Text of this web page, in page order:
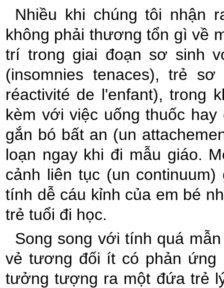
Nhiều khi chúng tôi nhận
không phải thương tổn gì về
trí trong giai đoạn sơ sinh
(insomnies tenaces), trẻ
réactivité de l'enfant), trong
kèm với việc uống thuốc
gắn bó bất an (un
loạn ngay khi đi mẫu giáo.
cảnh liên tục (un
tính dễ cáu kỉnh của em bé
trẻ tuổi đi học.
Song song với tính quá
vẻ tương đối ít có phản ứng
tưởng tượng ra một đứa trẻ